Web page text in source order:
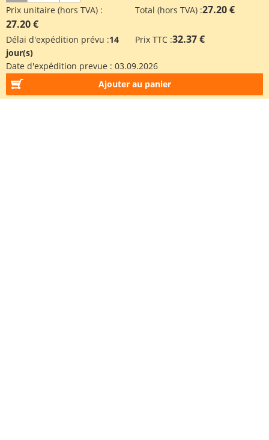
Prix unitaire (hors TVA) :
27.20 €
Total (hors TVA) :27.20 €
Délai d'expédition prévu :14
jour(s)
Prix TTC :32.37 €
Date d'expédition prevue : 03.09.2026
Ajouter au panier